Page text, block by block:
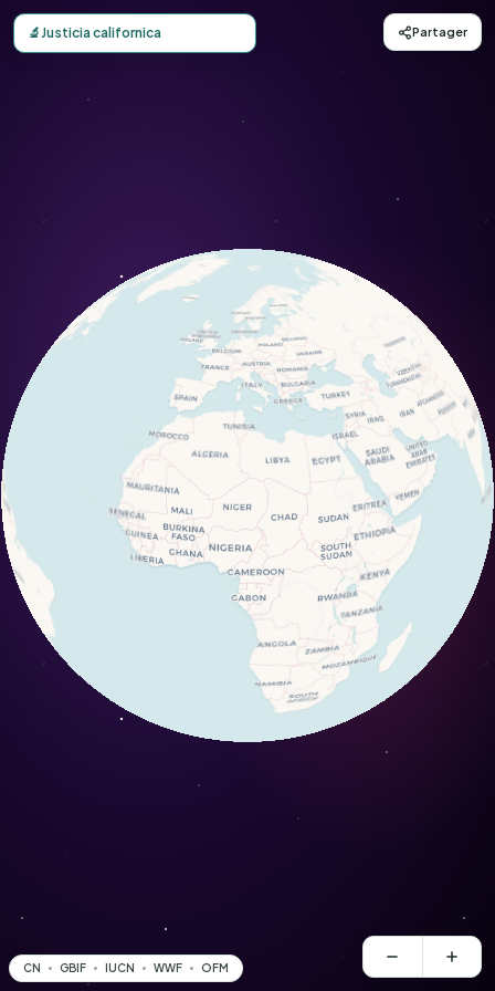
Carte d'observation du Justicia californica (Justicia
🔬Justicia californica Partager
CN GBIF IUCN WWF OFM